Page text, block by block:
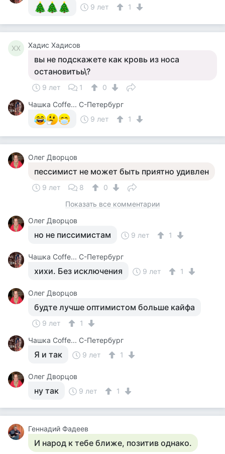
9 лет
1
ХХ Хадис Хадисов
вы не подскажете как кровь из носа
остановитьь\?
9 лет 1
0
Чашка Cоffe... С-Петербург
9 лет
1
Олег Дворцов
пессимист не может быть приятно удивлен
9 лет 8
0
Показать все комментарии
Олег Дворцов
но не писсимистам 9 лет 1
Чашка Cоffe... С-Петербург
хихи. Без исключения 9 лет 1
Олег Дворцов
будте лучше оптимистом больше кайфа
9 лет
1
Чашка Cоffe... С-Петербург
Я и так 9 лет 1
Олег Дворцов
ну так 9 лет 1
Геннадий Фадеев
И народ к тебе ближе, позитив однако.